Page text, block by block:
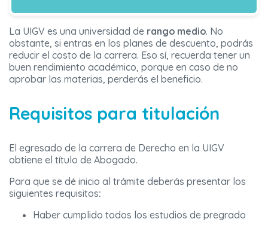
La UIGV es una universidad de rango medio. No
obstante, si entras en los planes de descuento, podrás
reducir el costo de la carrera. Eso sí, recuerda tener un
buen rendimiento académico, porque en caso de no
aprobar las materias, perderás el beneficio.
Requisitos para titulación
El egresado de la carrera de Derecho en la UIGV
obtiene el título de Abogado.
Para que se dé inicio al trámite deberás presentar los
siguientes requisitos:
Haber cumplido todos los estudios de pregrado